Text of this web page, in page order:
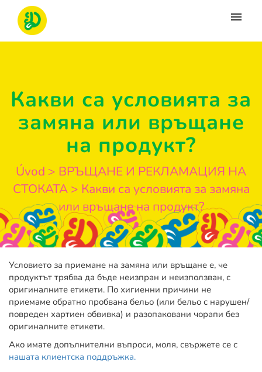
Prihlásenie
Какви са условията за
замяна или връщане
на продукт?
Úvod > ВРЪЩАНЕ И РЕКЛАМАЦИЯ НА
СТОКАТА > Какви са условията за замяна
или връщане на продукт?
Условието за приемане на замяна или връщане е, че
продуктът трябва да бъде неизпран и неизползван, с
оригиналните етикети. По хигиенни причини не
приемаме обратно пробвана бельо (или бельо с нарушен/
повреден хартиен обвивка) и разопаковани чорапи без
оригиналните етикети.
Ако имате допълнителни въпроси, моля, свържете се с
нашата клиентска поддръжка.